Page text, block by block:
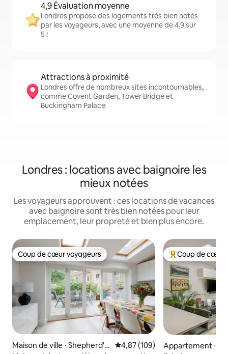
4,9 Évaluation moyenne
Londres propose des logements très bien notés
par les voyageurs, avec une moyenne de 4,9 sur
5 !
Attractions à proximité
Londres offre de nombreux sites incontournables,
comme Covent Garden, Tower Bridge et
Buckingham Palace
Londres : locations avec baignoire les
mieux notées
Les voyageurs approuvent : ces locations de vacances
avec baignoire sont très bien notées pour leur
emplacement, leur propreté et bien plus encore.
Coup de cœur voyageurs
Coup de cœur voyageurs
Maison de ville ⋅ Shepherd's
Évaluation moyenne sur la
4,87 (109)
Coups de cœur
Coup de cœur
Appartement ⋅